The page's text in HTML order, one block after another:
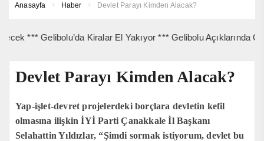
Anasayfa Haber Devlet Parayı Kimden Alacak?
Kiralar El Yakıyor *** Gelibolu Açıklarında
Devlet Parayı Kimden Alacak?
Yap-işlet-devret projelerdeki borçlara devletin kefil
olmasına ilişkin İYİ Parti Çanakkale İl Başkanı
Selahattin Yıldızlar, “Şimdi sormak istiyorum, devlet bu